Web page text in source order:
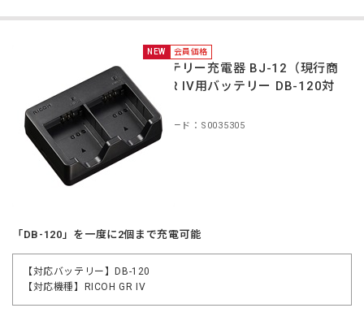
NEW 会員価格
バッテリー充電器 BJ-12（現行商
品 GR IV用バッテリー DB-120対
応）
商品コード：S0035305
「DB-120」を一度に2個まで充電可能
【対応バッテリー】DB-120
【対応機種】RICOH GR IV